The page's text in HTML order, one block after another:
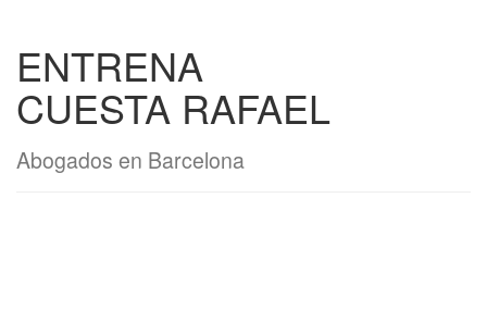
ENTRENA
CUESTA RAFAEL
Abogados en Barcelona